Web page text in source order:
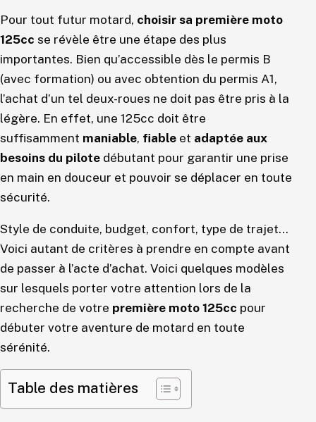
Pour tout futur motard, choisir sa première moto
125cc se révèle être une étape des plus
importantes. Bien qu’accessible dès le permis B
(avec formation) ou avec obtention du permis A1,
l’achat d’un tel deux-roues ne doit pas être pris à la
légère. En effet, une 125cc doit être
suffisamment maniable, fiable et adaptée aux
besoins du pilote débutant pour garantir une prise
en main en douceur et pouvoir se déplacer en toute
sécurité.
Style de conduite, budget, confort, type de trajet…
Voici autant de critères à prendre en compte avant
de passer à l’acte d’achat. Voici quelques modèles
sur lesquels porter votre attention lors de la
recherche de votre première moto 125cc pour
débuter votre aventure de motard en toute
sérénité.
Table des matières